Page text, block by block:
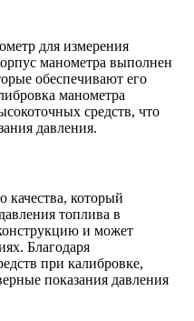
для измерения
манометра выполнен
обеспечивают его
манометра
средств, что
давления.
который
топлива в
и может
Благодаря
при калибровке,
показания давления